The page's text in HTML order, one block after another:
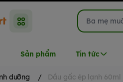
Sản phẩm Tin tức
dưỡng / Dầu gấc ép lạnh